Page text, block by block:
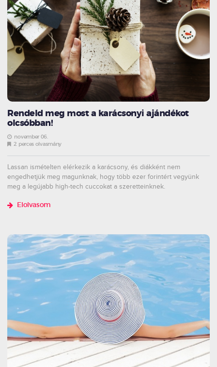
Rendeld meg most a karácsonyi ajándékot
olcsóbban!
november 06.
2 perces olvasmány
Lassan ismételten elérkezik a karácsony, és diákként nem
engedhetjük meg magunknak, hogy több ezer forintért vegyünk
meg a legújabb high-tech cuccokat a szeretteinknek.
Elolvasom